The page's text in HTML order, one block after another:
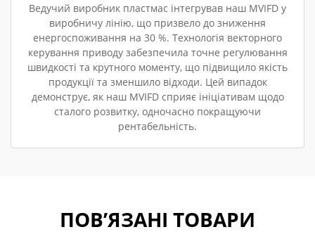
Ведучий виробник пластмас інтегрував наш MVIFD у
виробничу лінію, що призвело до зниження
енергоспоживання на 30 %. Технологія векторного
керування приводу забезпечила точне регулювання
швидкості та крутного моменту, що підвищило якість
продукції та зменшило відходи. Цей випадок
демонструє, як наш MVIFD сприяє ініціативам щодо
сталого розвитку, одночасно покращуючи
рентабельність.
ПОВ’ЯЗАНІ ТОВАРИ